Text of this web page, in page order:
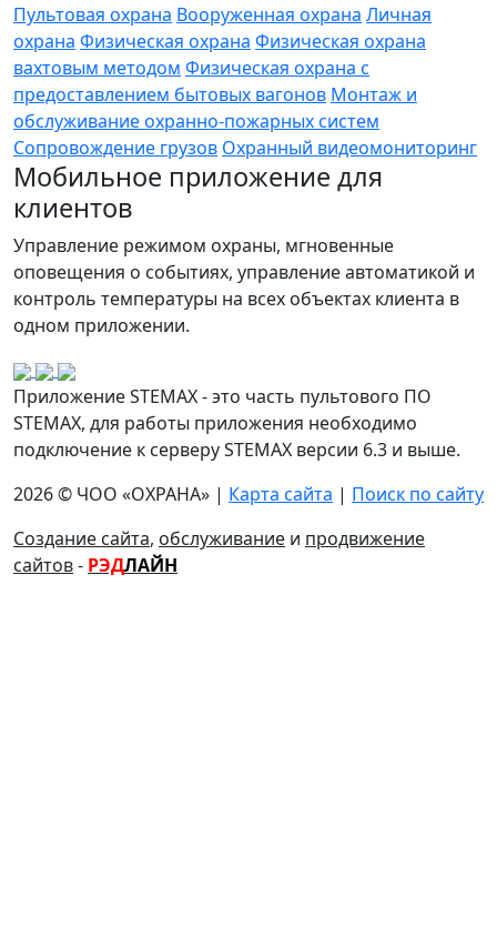
Пультовая охрана Вооруженная охрана Личная
охрана Физическая охрана Физическая охрана
вахтовым методом Физическая охрана с
предоставлением бытовых вагонов Монтаж и
обслуживание охранно-пожарных систем
Сопровождение грузов Охранный видеомониторинг
Мобильное приложение для
клиентов
Управление режимом охраны, мгновенные
оповещения о событиях, управление автоматикой и
контроль температуры на всех объектах клиента в
одном приложении.
Приложение STEMAX - это часть пультового ПО
STEMAX, для работы приложения необходимо
подключение к серверу STEMAX версии 6.3 и выше.
2026 © ЧОО «ОХРАНА» | Карта сайта | Поиск по сайту
Создание сайта, обслуживание и продвижение
сайтов- РЭДЛАЙН